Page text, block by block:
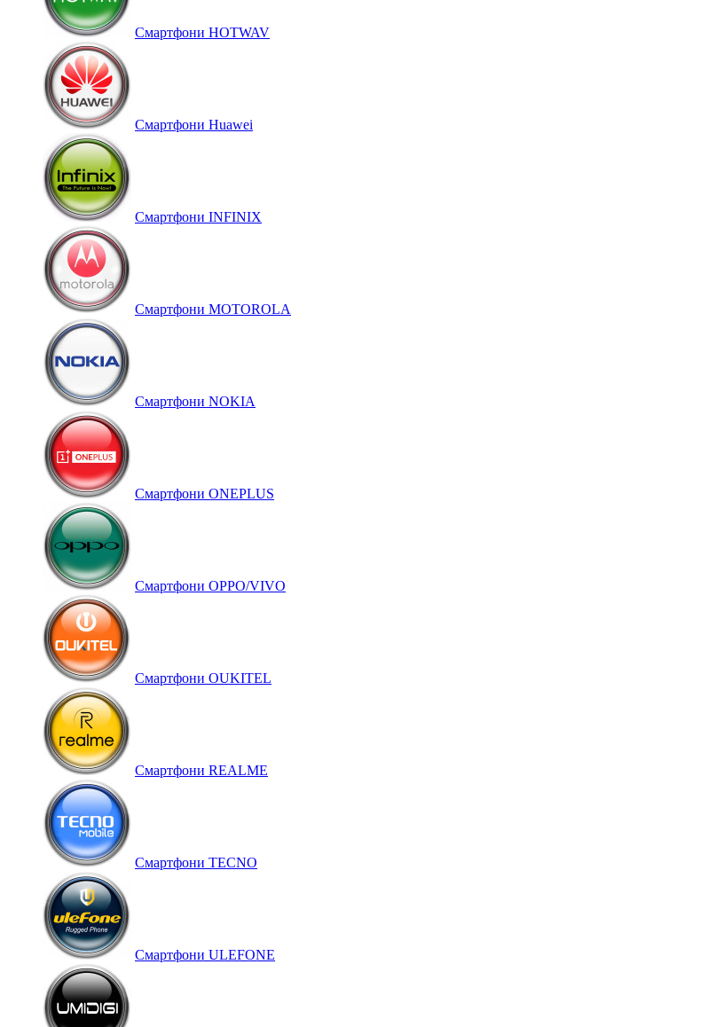
Смартфони HOTWAV
Смартфони Huawei
Смартфони INFINIX
Смартфони MOTOROLA
Смартфони NOKIA
Смартфони ONEPLUS
Смартфони OPPO/VIVO
Смартфони OUKITEL
Смартфони REALME
Смартфони TECNO
Смартфони ULEFONE